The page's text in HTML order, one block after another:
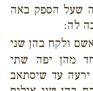
שעל הספק באה
לה:
ולקח בהן שני
מהן יפה שתי
עד שיסתאב